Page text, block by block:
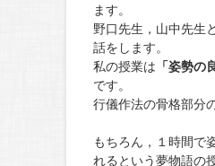
ます。
野口先生，山中先生
話をします。
私の授業は 「姿勢の
です。
行儀作法の骨格部分
もちろん，１時間で
れるという夢物語の